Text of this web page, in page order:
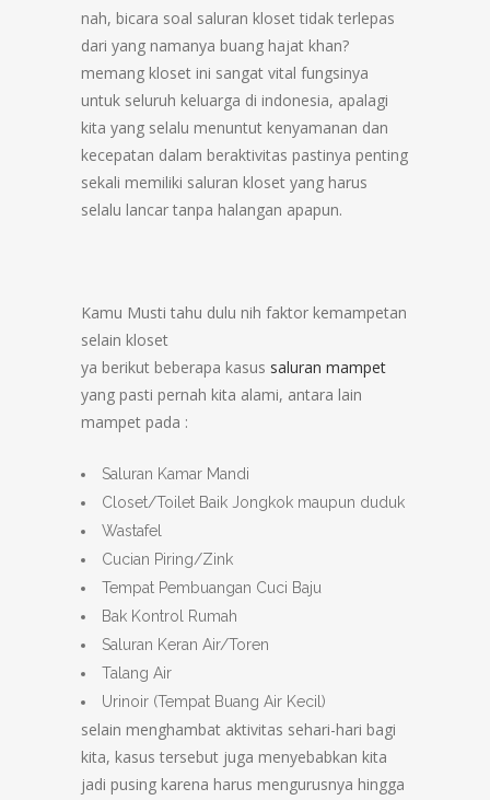
nah, bicara soal saluran kloset tidak terlepas
dari yang namanya buang hajat khan?
memang kloset ini sangat vital fungsinya
untuk seluruh keluarga di indonesia, apalagi
kita yang selalu menuntut kenyamanan dan
kecepatan dalam beraktivitas pastinya penting
sekali memiliki saluran kloset yang harus
selalu lancar tanpa halangan apapun.
Kamu Musti tahu dulu nih faktor kemampetan
selain kloset
ya berikut beberapa kasus saluran mampet
yang pasti pernah kita alami, antara lain
mampet pada :
Saluran Kamar Mandi
Closet/Toilet Baik Jongkok maupun duduk
Wastafel
Cucian Piring/Zink
Tempat Pembuangan Cuci Baju
Bak Kontrol Rumah
Saluran Keran Air/Toren
Talang Air
Urinoir (Tempat Buang Air Kecil)
selain menghambat aktivitas sehari-hari bagi
kita, kasus tersebut juga menyebabkan kita
jadi pusing karena harus mengurusnya hingga